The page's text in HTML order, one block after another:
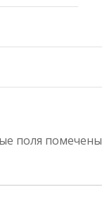
поля помечены